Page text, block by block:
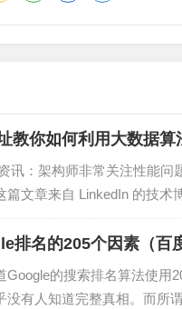
教你如何利用大数据
讯：架构师非常关注性能
篇文章来自 LinkedIn 的技
本文由高可用架构翻译。背
排名的205个因素（百
Google的搜索排名算法使用
没有人知道完整真相。而所